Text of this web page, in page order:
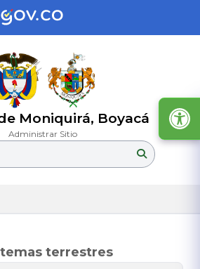
Moniquirá, Boyacá
Administrar Sitio
terrestres